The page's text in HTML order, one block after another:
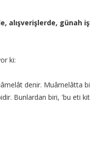
alışverişlerde, günah
ki:
denir. Muâmelâtta
Bunlardan biri, 'bu eti